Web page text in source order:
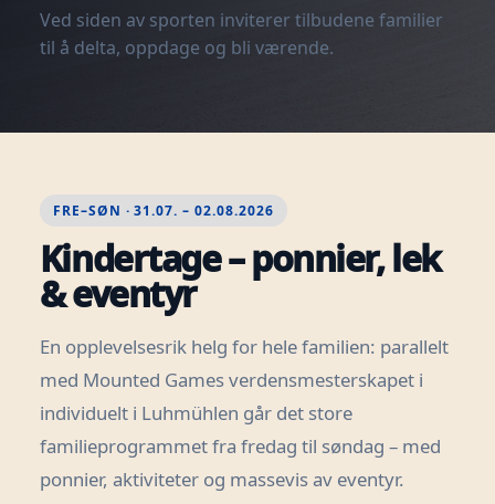
Ved siden av sporten inviterer tilbudene familier
til å delta, oppdage og bli værende.
FRE–SØN · 31.07. – 02.08.2026
Kindertage – ponnier, lek
& eventyr
En opplevelsesrik helg for hele familien: parallelt
med Mounted Games verdensmesterskapet i
individuelt i Luhmühlen går det store
familieprogrammet fra fredag til søndag – med
ponnier, aktiviteter og massevis av eventyr.